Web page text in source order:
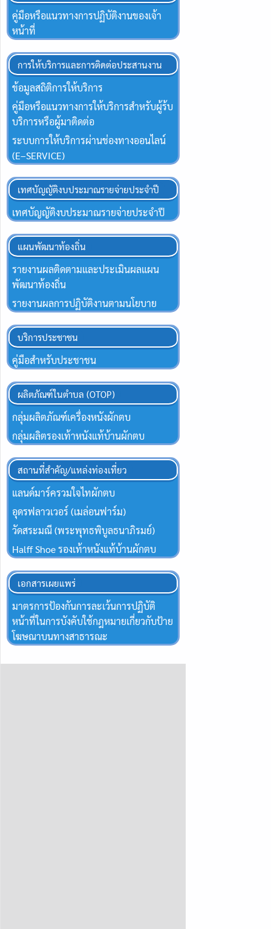
คู่มือหรือแนวทางการปฏิบัติงานของเจ้า
หน้าที่
การให้บริการและการติดต่อประสานงาน
ข้อมูลสถิติการให้บริการ
คู่มือหรือแนวทางการให้บริการสำหรับผู้ร้บ
บริการหรือผู้มาติดต่อ
ระบบการให้บริการผ่านช่องทางออนไลน์
(E–SERVICE)
เทศบัญญัติงบประมาณรายจ่ายประจำปี
เทศบัญญัติงบประมาณรายจ่ายประจำปี
แผนพัฒนาท้องถิ่น
รายงานผลติดตามและประเมินผลแผน
พัฒนาท้องถิ่น
รายงานผลการปฏิบัติงานตามนโยบาย
บริการประชาชน
คู่มือสำหรับประชาชน
ผลิตภัณฑ์ในตำบล (OTOP)
กลุ่มผลิตภัณฑ์เครื่องหนังผักตบ
กลุ่มผลิตรองเท้าหนังแท้บ้านผักตบ
สถานที่สำคัญ/แหล่งท่องเที่ยว
แลนด์มาร์ครวมใจไทผักตบ
อุดรฟลาวเวอร์ (เมล่อนฟาร์ม)
วัดสระมณี (พระพุทธพิบูลธนาภิรมย์)
Halff Shoe รองเท้าหนังแท้บ้านผักตบ
เอกสารเผยแพร่
มาตรการป้องกันการละเว้นการปฏิบัติ
หน้าที่ในการบังคับใช้กฎหมายเกี่ยวกับป้าย
โฆษณาบนทางสาธารณะ